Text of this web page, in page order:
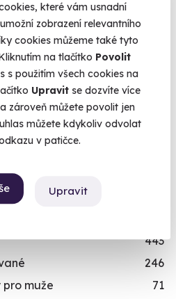
které vám usnadní
zobrazení relevantního
cookies můžeme také tyto
na tlačítko Povolit
s použitím všech cookies na
Upravit se dozvíte více
zároveň můžete povolit jen
můžete kdykoliv odvolat
v patičce.
Upravit
443
246
muže
71